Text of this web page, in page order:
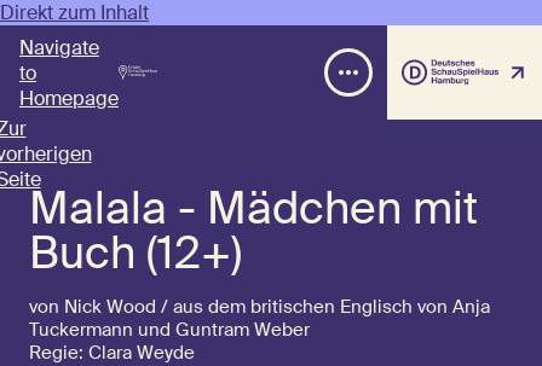
Direkt zum Inhalt
Navigate
to
Homepage
Malala - Mädchen mit
Buch (12+)
von Nick Wood / aus dem britischen Englisch von Anja
Tuckermann und Guntram Weber
Regie: Clara Weyde